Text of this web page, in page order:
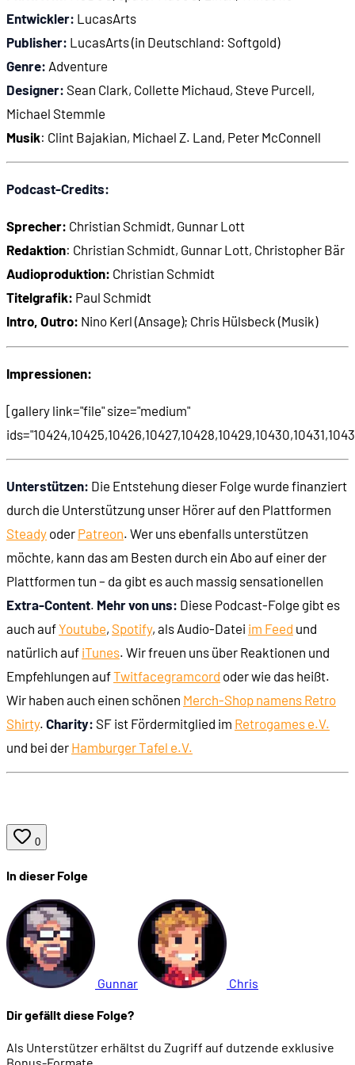
00:32:47 Cartoon-Gewalt
00:36:13
00:41:12
00:43:53 Eine Buddy-Komödie
00:45:44 Slapstick-Mimik und Animationen
00:53:33 Schicke kleine Animationen
00:54:02 Zeitloser Comic-Look
00:56:08 Von der Verben-Steuerung zur Icon-Steuerung
00:56:47 King's Quest 5 (1990)
00:58:16 Die Steuerung: Ein Brückentier
01:08:18 Das Fernglas-Rätsel
01:10:17 Unoriginelle Sammelaufgaben, langweilige
01:14:42 Was, das scrollt noch?!
Entwickler: LucasArts
Publisher: LucasArts (in Deutschland: Softgold)
Genre: Adventure
Designer: Sean Clark, Collette Michaud, Steve Purcell,
Michael Stemmle
Musik: Clint Bajakian, Michael Z. Land, Peter McConnell
Podcast-Credits:
Sprecher: Christian Schmidt, Gunnar Lott
Redaktion: Christian Schmidt, Gunnar Lott, Christopher Bär
Audioproduktion: Christian Schmidt
Titelgrafik: Paul Schmidt
Intro, Outro: Nino Kerl (Ansage); Chris Hülsbeck (Musik)
Impressionen:
[gallery link="file" size="medium"
Unterstützen: Die Entstehung dieser Folge wurde finanziert
durch die Unterstützung unser Hörer auf den Plattformen
Steady oder Patreon. Wer uns ebenfalls unterstützen
möchte, kann das am Besten durch ein Abo auf einer der
Plattformen tun – da gibt es auch massig sensationellen
Extra-Content. Mehr von uns: Diese Podcast-Folge gibt es
auch aufYoutube, Spotify, als Audio-Datei im Feed und
natürlich auf iTunes. Wir freuen uns über Reaktionen und
Empfehlungen aufTwitfacegramcord oder wie das heißt.
Wir haben auch einen schönen Merch-Shop namens Retro
Shirty. Charity: SF ist Fördermitglied im Retrogames e.V.
und bei der Hamburger Tafel e.V.
0
In dieser Folge
Gunnar Chris
Dir gefällt diese Folge?
Als Unterstützer erhältst du Zugriff auf dutzende exklusive
Bonus-Formate.